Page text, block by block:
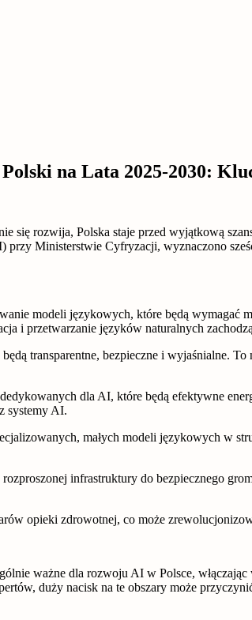
na Lata 2025-2030:
się rozwija, Polska staje przed wyjątkową
Ministerstwie Cyfryzacji, wyznaczono
modeli językowych, które będą wymagać
i przetwarzanie języków naturalnych
transparentne, bezpieczne i wyjaśnialne.
dla AI, które będą efektywne
systemy AI.
małych modeli językowych w
infrastruktury do bezpiecznego
opieki zdrowotnej, co może
ważne dla rozwoju AI w Polsce,
duży nacisk na te obszary może